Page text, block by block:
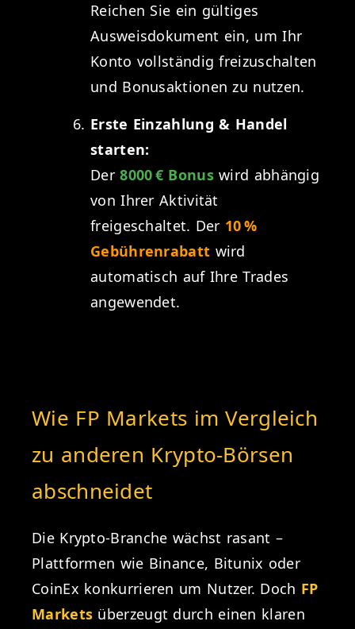
Reichen Sie ein gültiges
Ausweisdokument ein, um Ihr
Konto vollständig freizuschalten
und Bonusaktionen zu nutzen.
Erste Einzahlung & Handel
starten:
Der8000 € Bonuswird abhängig
von Ihrer Aktivität
freigeschaltet. Der 10 %
Gebührenrabatt wird
automatisch auf Ihre Trades
angewendet.
Wie FP Markets im Vergleich
zu anderen Krypto-Börsen
abschneidet
Die Krypto-Branche wächst rasant –
Plattformen wie Binance, Bitunix oder
CoinEx konkurrieren um Nutzer. Doch FP
Markets überzeugt durch einen klaren